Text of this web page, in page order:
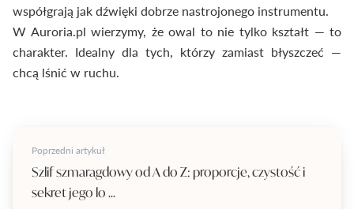
współgrają jak dźwięki dobrze nastrojonego instrumentu.
W Auroria.pl wierzymy, że owal to nie tylko kształt — to
charakter. Idealny dla tych, którzy zamiast błyszczeć —
chcą lśnić w ruchu.
Poprzedni artykuł
Szlif szmaragdowy od A do Z: proporcje, czystość i
sekret jego lo ...